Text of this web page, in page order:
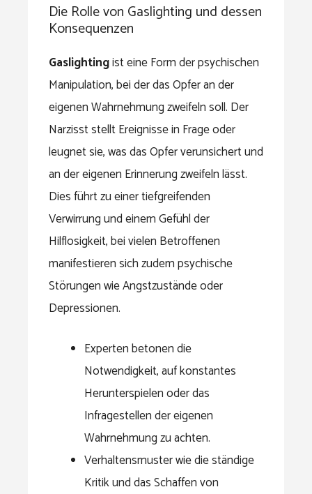
Die Rolle von Gaslighting und dessen
Konsequenzen
Gaslightingist eine Form der psychischen
Manipulation, bei der das Opfer an der
eigenen Wahrnehmung zweifeln soll. Der
Narzisst stellt Ereignisse in Frage oder
leugnet sie, was das Opfer verunsichert und
an der eigenen Erinnerung zweifeln lässt.
Dies führt zu einer tiefgreifenden
Verwirrung und einem Gefühl der
Hilflosigkeit, bei vielen Betroffenen
manifestieren sich zudem psychische
Störungen wie Angstzustände oder
Depressionen.
Experten betonen die
Notwendigkeit, auf konstantes
Herunterspielen oder das
Infragestellen der eigenen
Wahrnehmung zu achten.
Verhaltensmuster wie die ständige
Kritik und das Schaffen von